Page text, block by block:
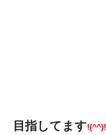
目指してます!(^^)!